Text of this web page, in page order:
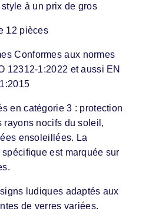
à un prix de gros
12 pièces
Conformes aux normes
12312-1:2022 et aussi EN
en catégorie 3 : protection
rayons nocifs du soleil,
ensoleillées. La
est marquée sur
ludiques adaptés aux
de verres variées.